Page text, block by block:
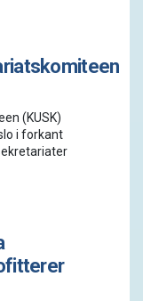
(KUSK)
i forkant